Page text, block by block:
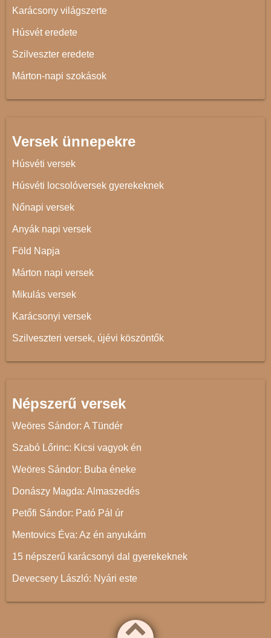
Karácsony világszerte
Húsvét eredete
Szilveszter eredete
Márton-napi szokások
Versek ünnepekre
Húsvéti versek
Húsvéti locsolóversek gyerekeknek
Nőnapi versek
Anyák napi versek
Föld Napja
Márton napi versek
Mikulás versek
Karácsonyi versek
Szilveszteri versek, újévi köszöntők
Népszerű versek
Weöres Sándor: A Tündér
Szabó Lőrinc: Kicsi vagyok én
Weöres Sándor: Buba éneke
Donászy Magda: Almaszedés
Petőfi Sándor: Pató Pál úr
Mentovics Éva: Az én anyukám
15 népszerű karácsonyi dal gyerekeknek
Devecsery László: Nyári este